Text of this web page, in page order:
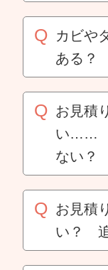
よくお
ので。
聞くこ
そんな
ありま
『無染
詳しく
カビや
ある？
カビ・
があり
詳しく
お見積
い……
ない？
お見積
ません。
詳しく
お見積
い？ 追
畳・襖